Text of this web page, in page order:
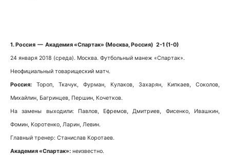
1. Россия — Академия «Спартак» (Москва, Россия) 2-1 (1-0)
24 января 2018 (среда). Москва. Футбольный манеж «Спартак».
Неофициальный товарищеский матч.
Россия: Тороп, Ткачук, Фурман, Кулаков, Захарян, Кипкаев, Соколов,
Михайлин, Багринцев, Першин, Кочетков.
На замены выходили: Павлов, Ефремов, Дмитриев, Фисенко, Ивашкин,
Фомин, Коротенко, Ларин, Левин.
Главный тренер: Станислав Коротаев.
Академия «Спартак»: неизвестно.